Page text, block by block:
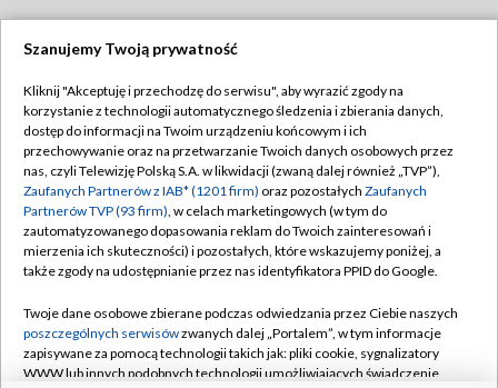
TVP
Abonament TVP
Emisja w TVP
Centrum informacji TVP
Naziemna Telewizja Cyfrowa
Rada Programowa
System NOS
Regulamin TVP
Polityka prywatności
Moje zgody
Pomoc
Kontakt
Szanujemy Twoją prywatność
Kliknij "Akceptuję i przechodzę do serwisu", aby wyrazić zgody na
korzystanie z technologii automatycznego śledzenia i zbierania danych,
dostęp do informacji na Twoim urządzeniu końcowym i ich
przechowywanie oraz na przetwarzanie Twoich danych osobowych przez
nas, czyli Telewizję Polską S.A. w likwidacji (zwaną dalej również „TVP”),
Zaufanych Partnerów z IAB* (1201 firm) oraz pozostałych Zaufanych
Partnerów TVP (93 firm), w celach marketingowych (w tym do
zautomatyzowanego dopasowania reklam do Twoich zainteresowań i
mierzenia ich skuteczności) i pozostałych, które wskazujemy poniżej, a
także zgody na udostępnianie przez nas identyfikatora PPID do Google.
Twoje dane osobowe zbierane podczas odwiedzania przez Ciebie naszych
poszczególnych serwisówzwanych dalej „Portalem”, w tym informacje
zapisywane za pomocą technologii takich jak: pliki cookie, sygnalizatory
WWW lub innych podobnych technologii umożliwiających świadczenie